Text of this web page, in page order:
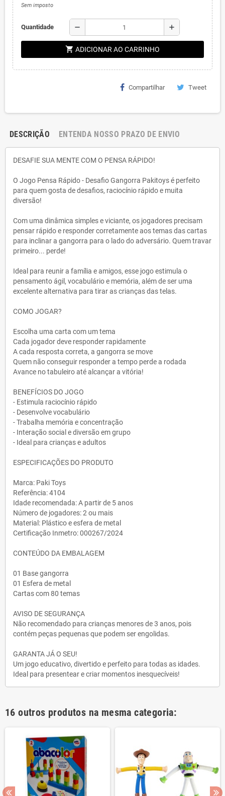
Sem imposto
Quantidade remove add
shopping_cart ADICIONAR AO CARRINHO
Compartilhar Tweet
DESCRIÇÃO ENTENDA NOSSO PRAZO DE ENVIO
DESAFIE SUA MENTE COM O PENSA RÁPIDO!
O Jogo Pensa Rápido - Desafio Gangorra Pakitoys é perfeito
para quem gosta de desafios, raciocínio rápido e muita
diversão!
Com uma dinâmica simples e viciante, os jogadores precisam
pensar rápido e responder corretamente aos temas das cartas
para inclinar a gangorra para o lado do adversário. Quem travar
primeiro... perde!
Ideal para reunir a família e amigos, esse jogo estimula o
pensamento ágil, vocabulário e memória, além de ser uma
excelente alternativa para tirar as crianças das telas.
COMO JOGAR?
Escolha uma carta com um tema
Cada jogador deve responder rapidamente
A cada resposta correta, a gangorra se move
Quem não conseguir responder a tempo perde a rodada
Avance no tabuleiro até alcançar a vitória!
BENEFÍCIOS DO JOGO
- Estimula raciocínio rápido
- Desenvolve vocabulário
- Trabalha memória e concentração
- Interação social e diversão em grupo
- Ideal para crianças e adultos
ESPECIFICAÇÕES DO PRODUTO
Marca: Paki Toys
Referência: 4104
Idade recomendada: A partir de 5 anos
Número de jogadores: 2 ou mais
Material: Plástico e esfera de metal
Certificação Inmetro: 000267/2024
CONTEÚDO DA EMBALAGEM
01 Base gangorra
01 Esfera de metal
Cartas com 80 temas
AVISO DE SEGURANÇA
Não recomendado para crianças menores de 3 anos, pois
contém peças pequenas que podem ser engolidas.
GARANTA JÁ O SEU!
Um jogo educativo, divertido e perfeito para todas as idades.
Ideal para presentear e criar momentos inesquecíveis!
16 outros produtos na mesma categoria: